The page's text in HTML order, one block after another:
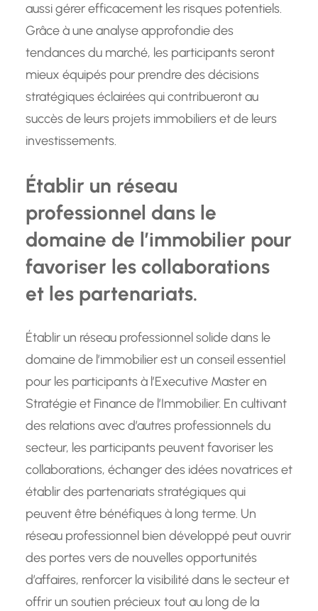
aussi gérer efficacement les risques potentiels.
Grâce à une analyse approfondie des
tendances du marché, les participants seront
mieux équipés pour prendre des décisions
stratégiques éclairées qui contribueront au
succès de leurs projets immobiliers et de leurs
investissements.
Établir un réseau
professionnel dans le
domaine de l’immobilier pour
favoriser les collaborations
et les partenariats.
Établir un réseau professionnel solide dans le
domaine de l’immobilier est un conseil essentiel
pour les participants à l’Executive Master en
Stratégie et Finance de l’Immobilier. En cultivant
des relations avec d’autres professionnels du
secteur, les participants peuvent favoriser les
collaborations, échanger des idées novatrices et
établir des partenariats stratégiques qui
peuvent être bénéfiques à long terme. Un
réseau professionnel bien développé peut ouvrir
des portes vers de nouvelles opportunités
d’affaires, renforcer la visibilité dans le secteur et
offrir un soutien précieux tout au long de la